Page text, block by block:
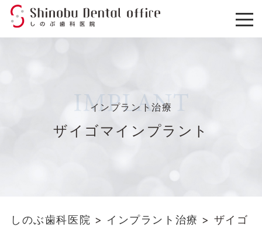
インプラント治療
ザイゴマインプラント
しのぶ歯科医院 > インプラント治療 > ザイゴ